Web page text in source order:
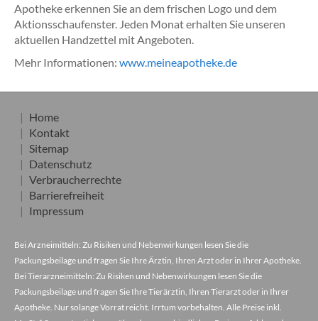
Apotheke erkennen Sie an dem frischen Logo und dem
Aktionsschaufenster. Jeden Monat erhalten Sie unseren
aktuellen Handzettel mit Angeboten.
Mehr Informationen: www.meineapotheke.de
Home
Kontakt
Sitemap
Datenschutz
Verbraucherrechte
Barrierefreiheit
Impressum
Bei Arzneimitteln: Zu Risiken und Nebenwirkungen lesen Sie die
Packungsbeilage und fragen Sie Ihre Ärztin, Ihren Arzt oder in Ihrer Apotheke.
Bei Tierarzneimitteln: Zu Risiken und Nebenwirkungen lesen Sie die
Packungsbeilage und fragen Sie Ihre Tierärztin, Ihren Tierarzt oder in Ihrer
Apotheke. Nur solange Vorrat reicht. Irrtum vorbehalten. Alle Preise inkl.